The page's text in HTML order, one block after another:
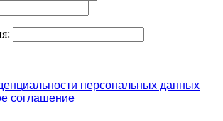
персональных данных
соглашение